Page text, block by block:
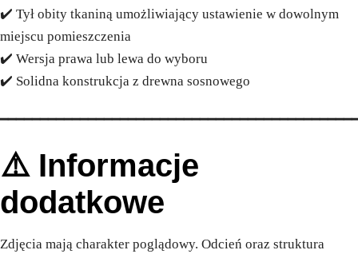
✔️ Tył obity tkaniną umożliwiający ustawienie w dowolnym
miejscu pomieszczenia
✔️ Wersja prawa lub lewa do wyboru
✔️ Solidna konstrukcja z drewna sosnowego
⚠️ Informacje
dodatkowe
Zdjęcia mają charakter poglądowy. Odcień oraz struktura